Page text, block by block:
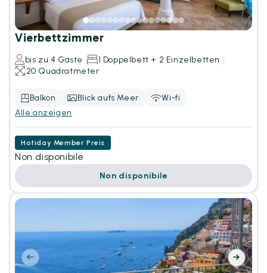
Vierbettzimmer
bis zu 4 Gäste
1 Doppelbett + 2 Einzelbetten
20 Quadratmeter
Balkon Blick aufs Meer
Wi-fi
Alle anzeigen
Hotiday Member Preis
Non disponibile
Non disponibile